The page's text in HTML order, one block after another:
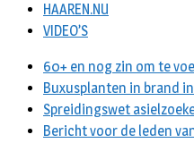
HAAREN.NU
VIDEO’S
60+ en nog zin om te
Buxusplanten in brand
Spreidingswet
Bericht voor de leden